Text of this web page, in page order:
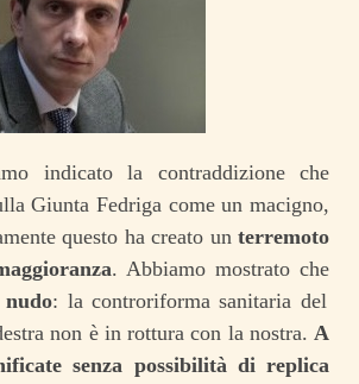
indicato la contraddizione che
Giunta Fedriga come un macigno,
questo ha creato un terremoto
. Abbiamo mostrato che
: la controriforma sanitaria del
non è in rottura con la nostra. A
senza possibilità di replica